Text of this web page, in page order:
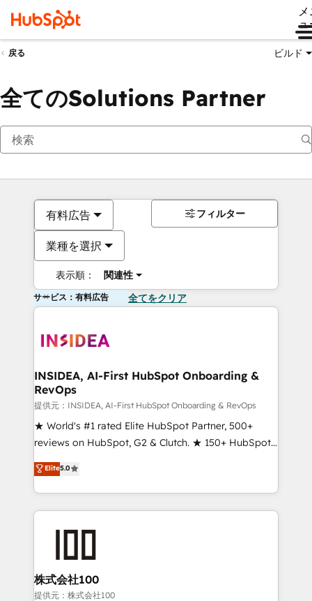
ュ
戻る ビルド
全てのSolutions Partner
有料広告
業種を選択
表示順： 関連性
フィルター
サービス：有料広告 全てをクリア
INSIDEA, AI-First HubSpot Onboarding &
RevOps
提供元：INSIDEA, AI-First HubSpot Onboarding & RevOps
★ World's #1 rated Elite HubSpot Partner, 500+
reviews on HubSpot, G2 & Clutch. ★ 150+ HubSpot
Certified Experts & Trainers across the team ★
1,500+ implementations across five continents ★ AI-
First, RevOps-led, Onboarding obsessed ★
Company of the Year 2024/25 INSIDEA helps
and build AI-powered workflows that drive adoption
from week one, in your time zone. What we do ➤
Onboarding: Live in weeks, with workflows built
Elite5.0
株式会社100
提供元：株式会社100